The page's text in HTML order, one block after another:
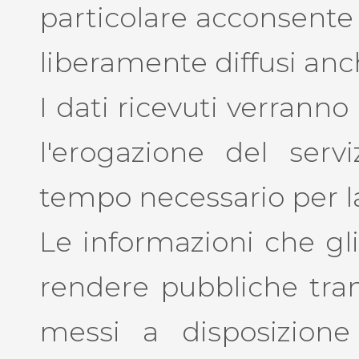
particolare
liberamente diffusi
I dati ricevuti
l'erogazione del
tempo necessario per
Le informazioni che
rendere pubbliche
messi a